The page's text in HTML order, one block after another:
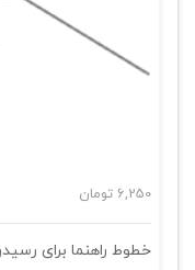
6,250 تومان
خطوط راهنما برای